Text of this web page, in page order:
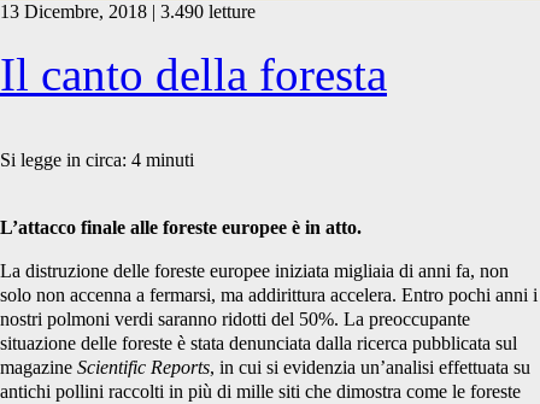
Tag:
<span>taglio
foreste
polonia</span>
13 Dicembre, 2018 | 3.490 letture
Il canto della foresta
Si legge in circa: 4 minuti
L’attacco finale alle foreste europee è in atto.
La distruzione delle foreste europee iniziata migliaia di anni fa, non
solo non accenna a fermarsi, ma addirittura accelera. Entro pochi anni i
nostri polmoni verdi saranno ridotti del 50%. La preoccupante
situazione delle foreste è stata denunciata dalla ricerca pubblicata sul
magazine Scientific Reports, in cui si evidenzia un’analisi effettuata su
antichi pollini raccolti in più di mille siti che dimostra come le foreste